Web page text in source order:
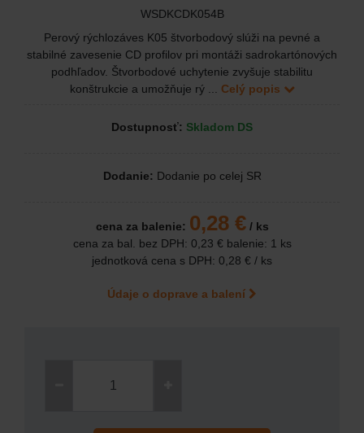
WSDKCDK054B
Perový rýchlozáves K05 štvorbodový slúži na pevné a
stabilné zavesenie CD profilov pri montáži sadrokartónových
podhľadov. Štvorbodové uchytenie zvyšuje stabilitu
konštrukcie a umožňuje rý ... Celý popis
Dostupnosť: Skladom DS
Dodanie: Dodanie po celej SR
cena za balenie: 0,28 €/ ks
cena za bal. bez DPH: 0,23 € balenie: 1 ks
jednotková cena s DPH: 0,28 € / ks
Údaje o doprave a balení